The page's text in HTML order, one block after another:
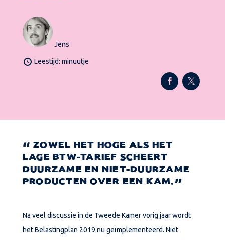
Jens
Leestijd: minuutje
ZOWEL HET HOGE ALS HET
LAGE BTW-TARIEF SCHEERT
DUURZAME EN NIET-DUURZAME
PRODUCTEN OVER EEN KAM.
Na veel discussie in de Tweede Kamer vorig jaar wordt
het Belastingplan 2019 nu geïmplementeerd. Niet